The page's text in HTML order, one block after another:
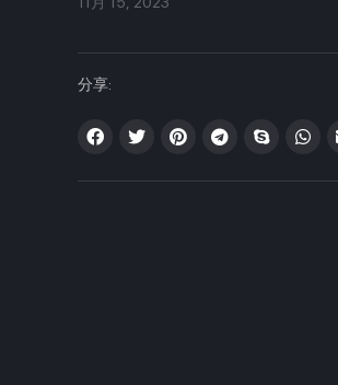
分享: